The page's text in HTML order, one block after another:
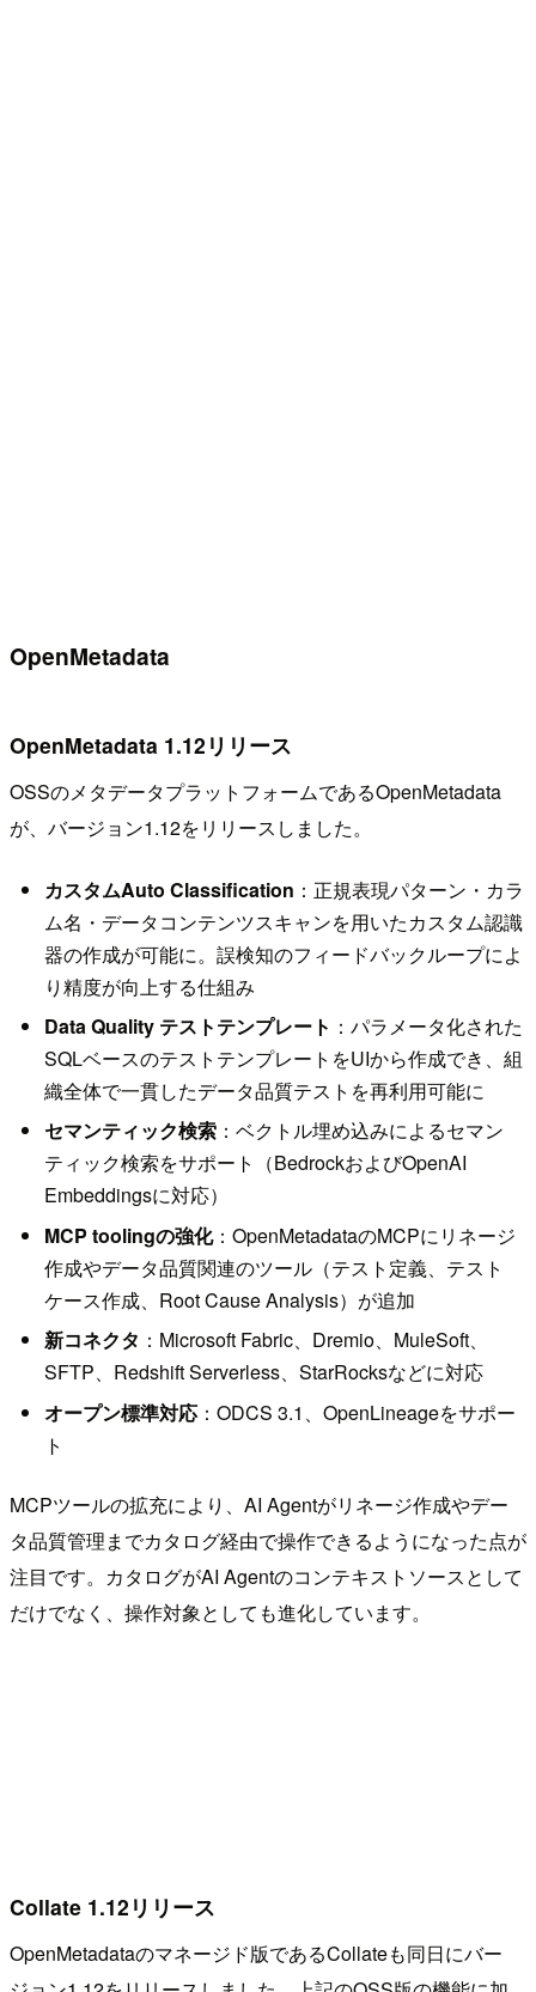
OpenMetadata
OpenMetadata 1.12リリース
OSSのメタデータプラットフォームであるOpenMetadata
が、バージョン1.12をリリースしました。
カスタムAuto Classification ：正規表現パターン・カラ
ム名・データコンテンツスキャンを用いたカスタム認識
器の作成が可能に。誤検知のフィードバックループによ
り精度が向上する仕組み
Data Quality テストテンプレート ：パラメータ化された
SQLベースのテストテンプレートをUIから作成でき、組
織全体で一貫したデータ品質テストを再利用可能に
セマンティック検索：ベクトル埋め込みによるセマン
ティック検索をサポート（BedrockおよびOpenAI
Embeddingsに対応）
MCP toolingの強化：OpenMetadataのMCPにリネージ
作成やデータ品質関連のツール（テスト定義、テスト
ケース作成、Root Cause Analysis）が追加
新コネクタ ：Microsoft Fabric、Dremio、MuleSoft、
SFTP、Redshift Serverless、StarRocksなどに対応
オープン標準対応：ODCS 3.1、OpenLineageをサポー
ト
MCPツールの拡充により、AI Agentがリネージ作成やデー
タ品質管理までカタログ経由で操作できるようになった点が
注目です。カタログがAI Agentのコンテキストソースとして
だけでなく、操作対象としても進化しています。
Collate 1.12リリース
OpenMetadataのマネージド版であるCollateも同日にバー